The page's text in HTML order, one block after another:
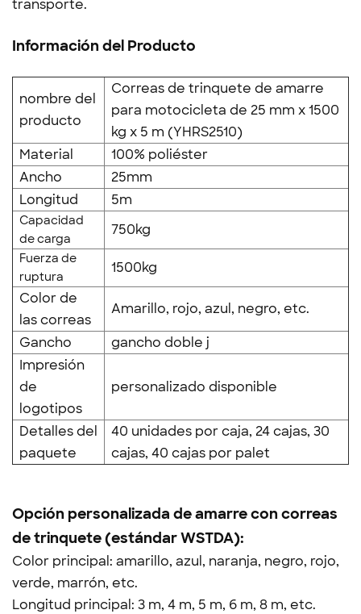
transporte.
Información del Producto
nombre del
producto
Correas de trinquete de amarre
para motocicleta de 25 mm x 1500
kg x 5 m (YHRS2510)
Material
100% poliéster
Ancho
25mm
Longitud
5m
Capacidad
de carga
750kg
Fuerza de
ruptura
1500kg
Color de
las correas
Amarillo, rojo, azul, negro, etc.
Gancho
gancho doble j
Impresión
de
logotipos
personalizado disponible
Detalles del
paquete
40 unidades por caja, 24 cajas, 30
cajas, 40 cajas por palet
Opción personalizada de amarre con correas
de trinquete (estándar WSTDA):
Color principal: amarillo, azul, naranja, negro, rojo,
verde, marrón, etc.
Longitud principal: 3 m, 4 m, 5 m, 6 m, 8 m, etc.